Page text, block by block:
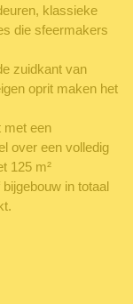
klassieke
die sfeermakers
zuidkant van
oprit maken het
met een
over een volledig
125 m²
in totaal